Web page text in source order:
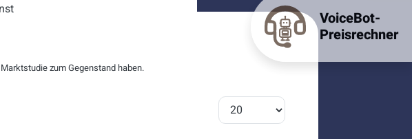
Anzeige #
VoiceBot-
Preisrechner
zum Gegenstand haben.